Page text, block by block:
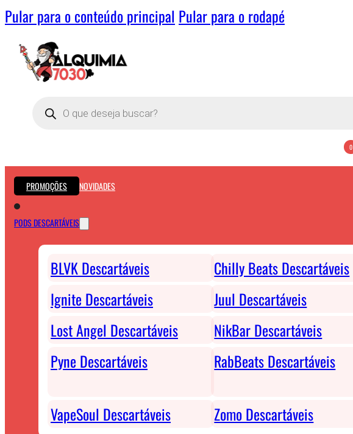
Pular para o conteúdo principal Pular para o rodapé
Pesquisar
produtos
0
PROMOÇÕES NOVIDADES
PODS DESCARTÁVEIS
BLVK Descartáveis Chilly Beats Descartáveis
Ignite Descartáveis
Juul Descartáveis
Lost Angel Descartáveis
NikBar Descartáveis
Pyne Descartáveis
RabBeats Descartáveis
VapeSoul Descartáveis
Zomo Descartáveis